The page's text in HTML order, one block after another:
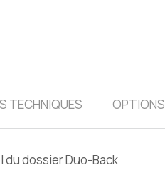
TECHNIQUES OPTIONS
dossier Duo-Back